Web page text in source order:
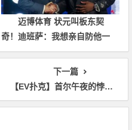
迈博体育 状元叫板东契
奇！迪班萨：我想亲自防他一
次，看他是不是真的那么慢
下一篇
【EV扑克】首尔午夜的悖论：全民禁令之下，为何遍地扑克高手？